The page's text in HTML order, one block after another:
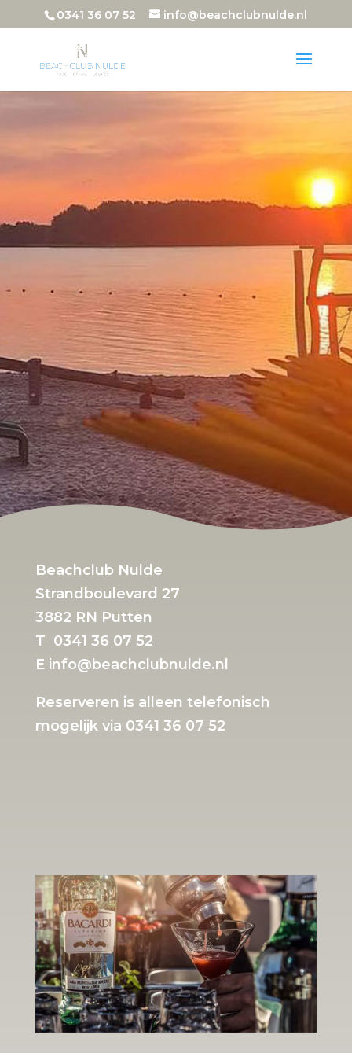
0341 36 07 52 info@beachclubnulde.nl
Beachclub Nulde
Strandboulevard 27
3882 RN Putten
T 0341 36 07 52
E info@beachcl ubnulde.nl
Reserveren is alleen telefonisch
mogelijk via 0341 36 07 52